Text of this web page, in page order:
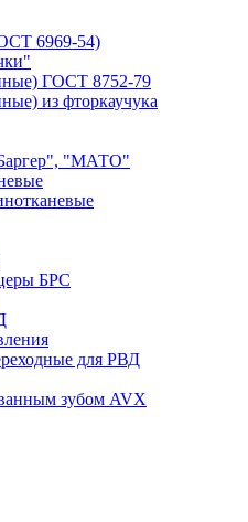
6969-54)
ГОСТ 8752-79
из фторкаучука
"МАТО"
БРС
для РВД
зубом AVX